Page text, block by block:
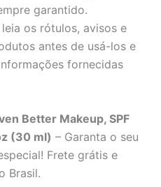
garantido.
os rótulos, avisos e
antes de usá-los e
fornecidas
Better Makeup, SPF
(30 ml) – Garanta o seu
Frete grátis e
Brasil.